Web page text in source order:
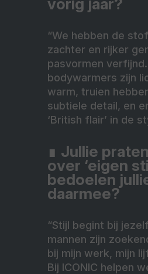
“We hebben de
zachter en rijker
pasvormen
bodywarmers zijn
warm, truien
subtiele detail, en
‘British flair’ in de
∎ Jullie
over ‘eigen
bedoelen
daarmee?
“Stijl begint bij
mannen zijn
bij mijn werk, mijn
Bij ICONIC helpen